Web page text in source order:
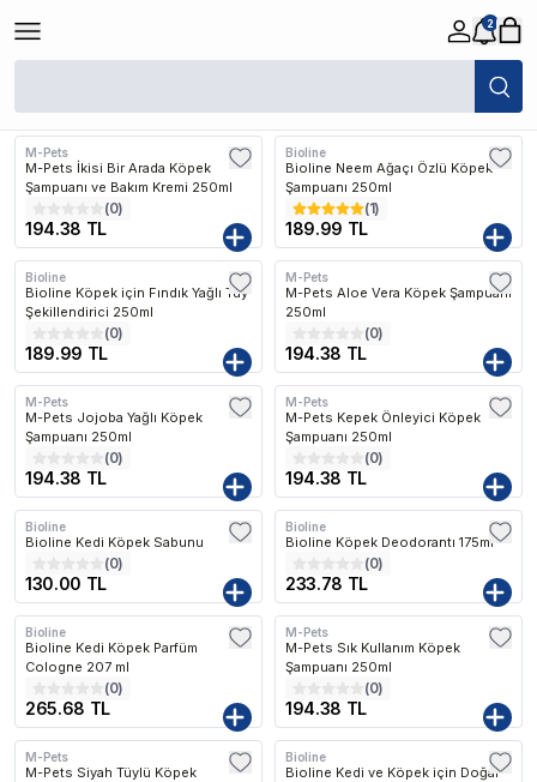
2
/
M-Pets
M-Pets İkisi Bir Arada Köpek
Şampuanı ve Bakım Kremi 250ml
(0)
194.38 TL
Bioline
Bioline Neem Ağaçı Özlü Köpek
Şampuanı 250ml
(1)
189.99 TL
Bioline
Bioline Köpek için Fındık Yağlı Tüy
Şekillendirici 250ml
(0)
189.99 TL
M-Pets
M-Pets Aloe Vera Köpek Şampuanı
250ml
(0)
194.38 TL
M-Pets
M-Pets Jojoba Yağlı Köpek
Şampuanı 250ml
(0)
194.38 TL
M-Pets
M-Pets Kepek Önleyici Köpek
Şampuanı 250ml
(0)
194.38 TL
Bioline
Bioline Kedi Köpek Sabunu
(0)
130.00 TL
Bioline
Bioline Köpek Deodorantı 175ml
(0)
233.78 TL
Bioline
Bioline Kedi Köpek Parfüm
Cologne 207 ml
(0)
265.68 TL
M-Pets
M-Pets Sık Kullanım Köpek
Şampuanı 250ml
(0)
194.38 TL
M-Pets
M-Pets Siyah Tüylü Köpek
Bioline
Bioline Kedi ve Köpek için Doğal